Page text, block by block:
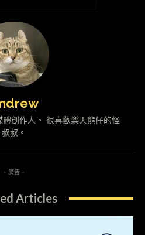
創作人。 很喜歡樂天熊仔的怪
叔叔。
- 廣告 -
Articles